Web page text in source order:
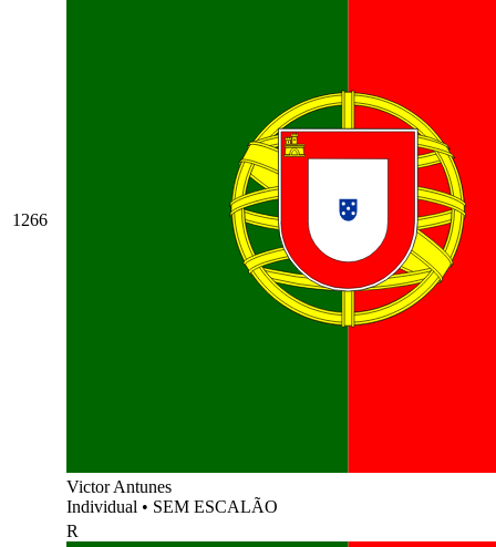
1266
Victor Antunes
Individual • SEM ESCALÃO
R